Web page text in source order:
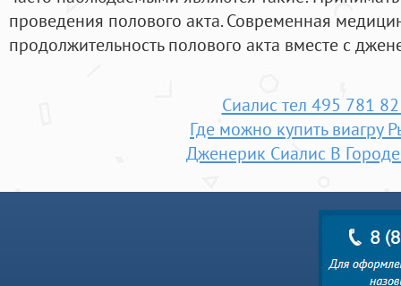
проведения полового акта. Современная
продолжительность полового акта вместе с
Сиалис тел 495 781
Где можно купить виагру
Дженерик Сиалис В